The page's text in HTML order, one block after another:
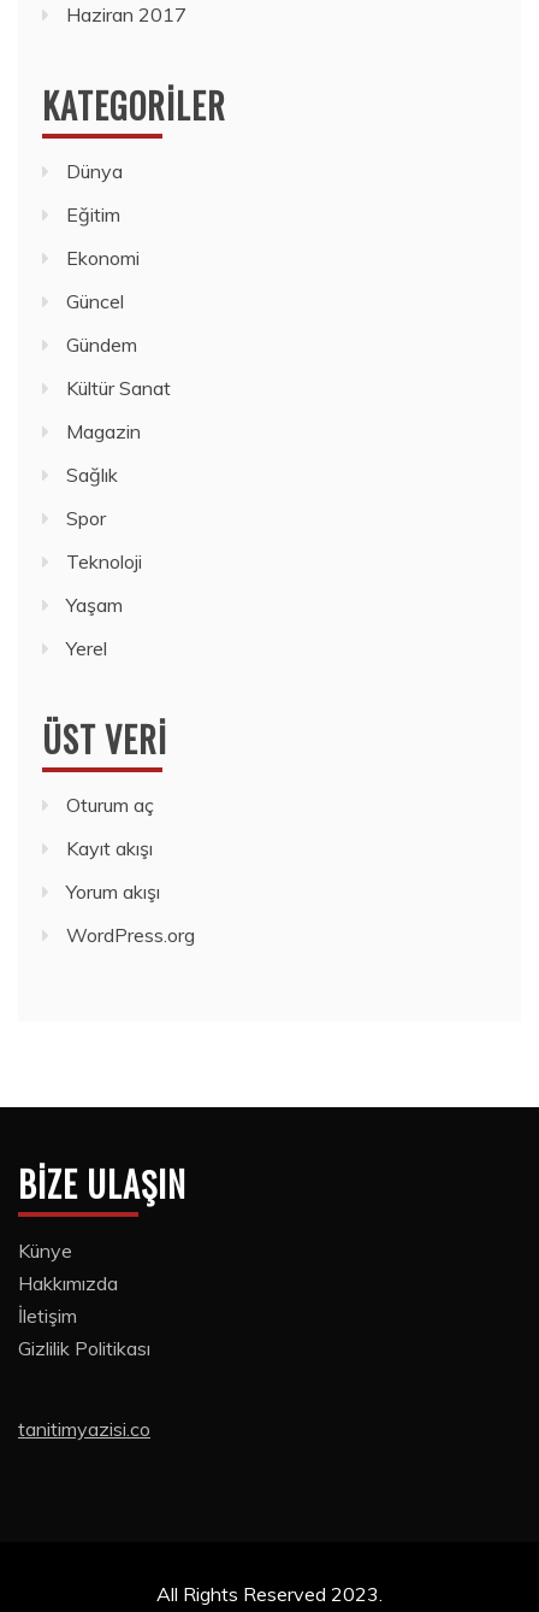
Haziran 2017
KATEGORILER
Dünya
Eğitim
Ekonomi
Güncel
Gündem
Kültür Sanat
Magazin
Sağlık
Spor
Teknoloji
Yaşam
Yerel
ÜST VERI
Oturum aç
Kayıt akışı
Yorum akışı
WordPress.org
BIZE ULAŞIN
Künye
Hakkımızda
İletişim
Gizlilik Politikası
tanitimyazisi.co
All Rights Reserved 2023.